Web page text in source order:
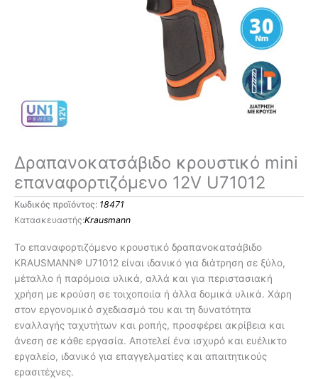
Δραπανοκατσάβιδο κρουστικό mini
επαναφορτιζόμενο 12V U71012
Κωδικός προϊόντος: 18471
Krausmann
Το επαναφορτιζόμενο κρουστικό δραπανοκατσάβιδο
KRAUSMANN® U71012 είναι ιδανικό για διάτρηση σε ξύλο,
μέταλλο ή παρόμοια υλικά, αλλά και για περιστασιακή
χρήση με κρούση σε τοιχοποιία ή άλλα δομικά υλικά. Χάρη
στον εργονομικό σχεδιασμό του και τη δυνατότητα
εναλλαγής ταχυτήτων και ροπής, προσφέρει ακρίβεια και
άνεση σε κάθε εργασία. Αποτελεί ένα ισχυρό και ευέλικτο
εργαλείο, ιδανικό για επαγγελματίες και απαιτητικούς
ερασιτέχνες.